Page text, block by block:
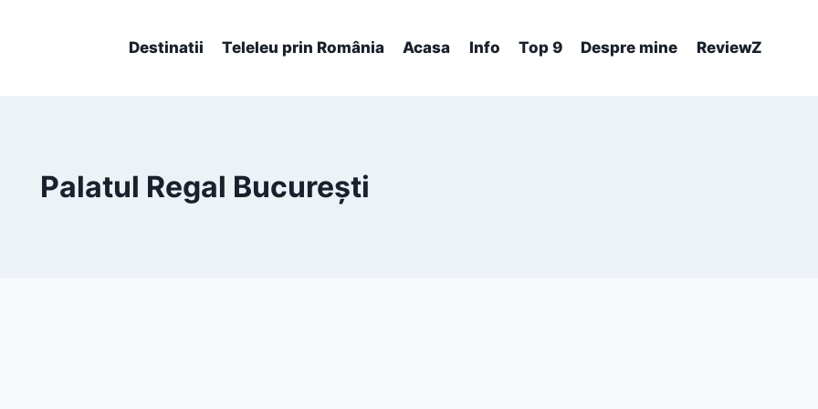
Destinatii Teleleu prin România Acasa Info Top 9 Despre mine ReviewZ
Palatul Regal București